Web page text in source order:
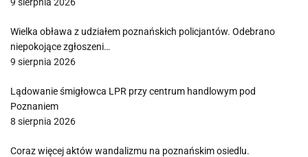
Wielka obława z udziałem poznańskich policjantów. Odebrano
niepokojące zgłoszeni…
9 sierpnia 2026
Lądowanie śmigłowca LPR przy centrum handlowym pod
Poznaniem
8 sierpnia 2026
Coraz więcej aktów wandalizmu na poznańskim osiedlu.